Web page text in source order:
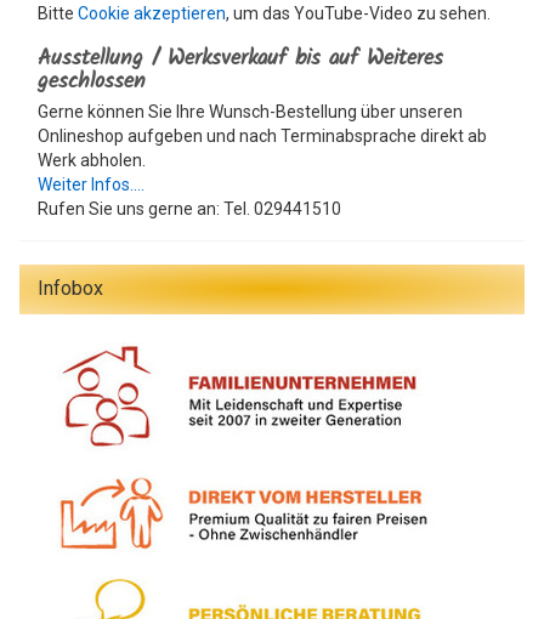
Bitte Cookie akzeptieren, um das YouTube-Video zu sehen.
Ausstellung / Werksverkauf bis auf Weiteres
geschlossen
Gerne können Sie Ihre Wunsch-Bestellung über unseren
Onlineshop aufgeben und nach Terminabsprache direkt ab
Werk abholen.
Weiter Infos....
Rufen Sie uns gerne an: Tel. 029441510
Infobox